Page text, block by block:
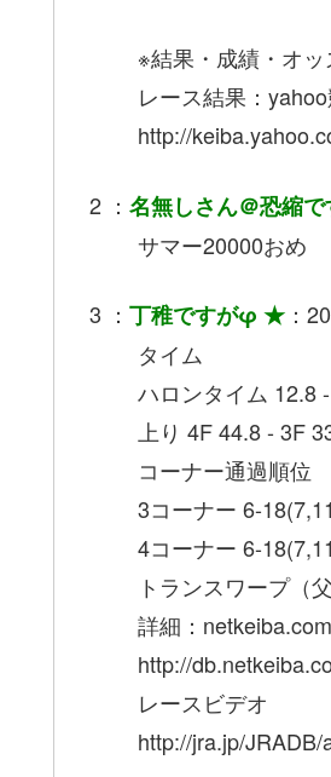
※結果・成績・オ
レース結果：
http://
2 ： 名無しさん＠恐縮で
サマー20000おめ
3 ： 丁稚ですがφ ★ ：
タイム
ハロンタイム 12.8
上り 4F 44.8 - 3F
コーナー通過順位
3コーナー 6-
4コーナー 6-
トランスワープ（
詳細：netkeiba.com
http://
レースビデオ
http://jra.jp/